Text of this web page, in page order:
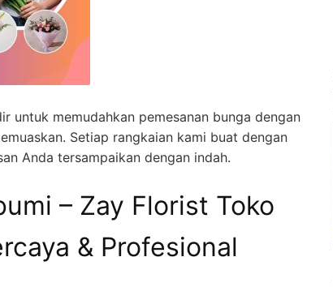
untuk memudahkan pemesanan bunga dengan
Setiap rangkaian kami buat dengan
Anda tersampaikan dengan indah.
– Zay Florist Toko
& Profesional